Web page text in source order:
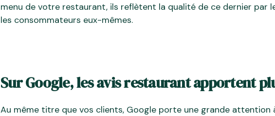
menu de votre restaurant, ils reflètent la qualité de ce dernier par
les consommateurs eux-mêmes.
Sur Google, les avis restaurant apportent
Au même titre que vos clients, Google porte une grande attention